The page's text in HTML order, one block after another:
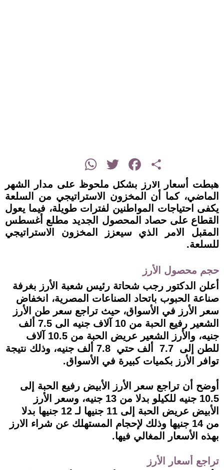
Share
Facebook
Twitter
WhatsApp
هبطت أسعار الأرز بشكل ملحوظ على مدار الشهر
الماضي، كما أن المخزون الاستراتيجي من السلعة
يكفى احتياجات المواطنين لفترات طويلة، فيما يعول
القطاع على حصاد المحصول الجديد مطلع أغسطس
المقبل الامر الذي سيعزز المخزون الاستراتيجي
للسلعة.
حجم محصول الأرز
أعلن الدكتور رجب شحاتة رئيس شعبة الأرز بغرفة
صناعة الحبوب باتحاد الصناعات المصرية، انخفاض
سعر الأرز في الأسواق، حيث تراجع سعر طن الأرز
الشعير رفيع الحبة من 10 آلاف جنيه الى 7.5 ألف
جنيه، والأرز الشعير عريض الحبة من 10.5 آلاف
للطن إلى 7.7 ألف حتي 7.8 ألف جنيه، وذلك نتيجة
توافر الأرز بكميات كبيرة في الأسواق.
أوضح أن تراجع سعر الأرز الأبيض رفيع الحبة إلى
10.5 جنيه للكيلو بدلا من 13 جنيه، وسعر الأرز
الأبيض عريض الحبة إلى 11 جنيها لـ 12 جنيها بدلا
من 14 جنيها وذلك لإحجام المستهلك عن شراء الارز
بهذه الأسعار المغالي فيها.
تراجع أسعار الأرز